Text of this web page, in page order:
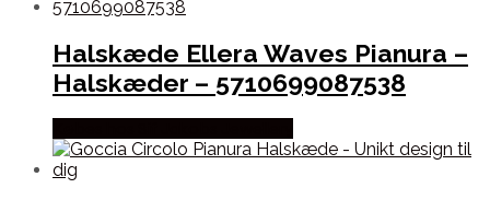
Halskæde Ellera Waves Pianura –
Halskæder – 5710699087538